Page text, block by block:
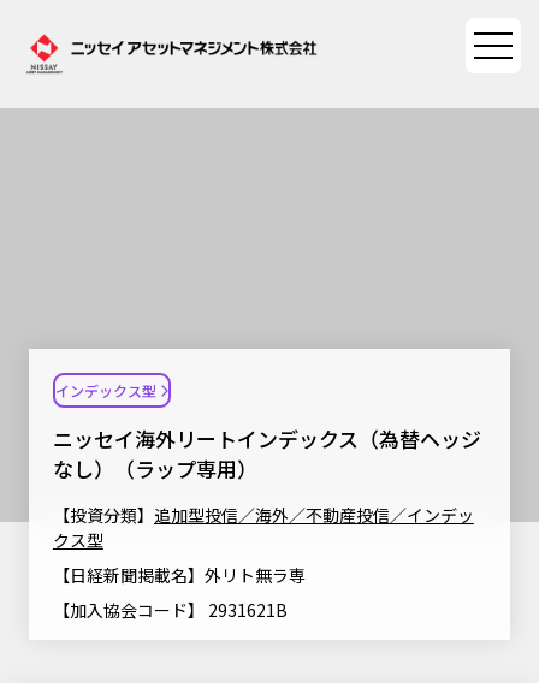
ファンド検索
ファンド比較
決算カレンダー
海外休日カレンダー
投資信託新商品のご案内
投資信託償還商品のご案内
マーケット指数
マーケットレポート
大関 洋の「十字路」
コラム
ファンドレポート
資産形成ポータルTOP
資産形成サービス
Nダイレクト
Goal Navi
資産形成サポート
サステナビリティ
サステナビリティTOP
サステナビリティ経営
SDGsとは？
ニッセイアセットについて
ニッセイアセットについてTOP
会社情報
最新情報
ニッセイ海外リートインデックス（為替ヘッジ
なし）（ラップ専用）
インデックス型
【投資分類】 追加型投信／海外／不動産投信／インデッ
クス型
【日経新聞掲載名】外リト無ラ専
【加入協会コード】 2931621B